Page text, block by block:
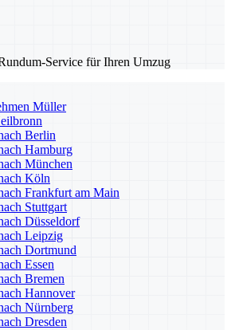
Service für Ihren Umzug
Müller
Berlin
Hamburg
München
Köln
Frankfurt am Main
Stuttgart
Düsseldorf
Leipzig
Dortmund
Essen
Bremen
Hannover
Nürnberg
Dresden